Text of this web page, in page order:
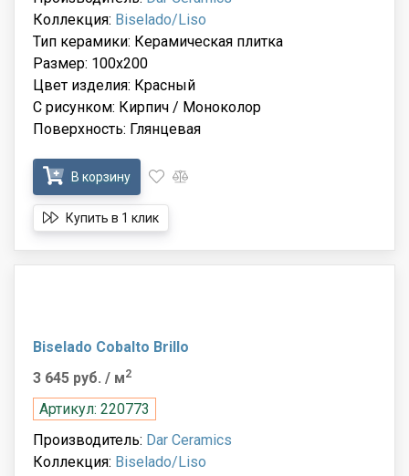
Коллекция: Biselado/Liso
Тип керамики: Керамическая плитка
Размер: 100x200
Цвет изделия: Красный
С рисунком: Кирпич / Моноколор
Поверхность: Глянцевая
В корзину
Купить в 1 клик
Biselado Cobalto Brillo
3 645 руб. / м2
Артикул: 220773
Производитель: Dar Ceramics
Коллекция: Biselado/Liso